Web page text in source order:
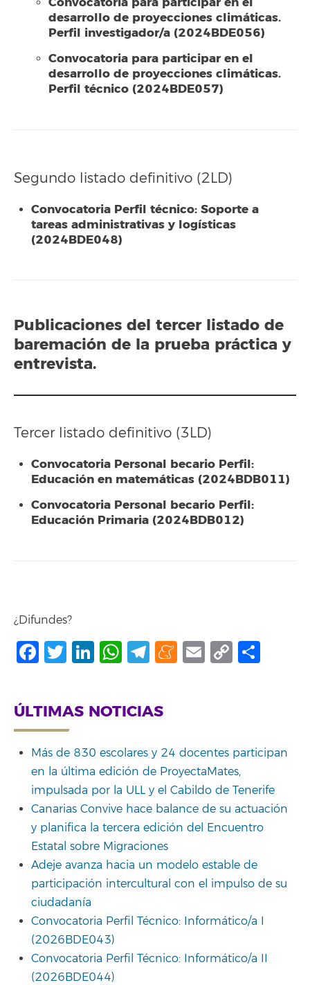
desarrollo de proyecciones climáticas.
Perfil investigador/a (2024BDE056)
Convocatoria para participar en el
desarrollo de proyecciones climáticas.
Perfil técnico (2024BDE057)
Segundo listado definitivo (2LD)
Convocatoria Perfil técnico: Soporte a
tareas administrativas y logísticas
(2024BDE048)
Publicaciones del tercer listado de
baremación de la prueba práctica y
entrevista.
Tercer listado definitivo (3LD)
Convocatoria Personal becario Perfil:
Educación en matemáticas (2024BDB011)
Convocatoria Personal becario Perfil:
Educación Primaria (2024BDB012)
¿Difundes?
Facebook
Twitter
LinkedIn
WhatsApp
Telegram
Meneame
Email
Copy
ÚLTIMAS NOTICIAS
Más de 830 escolares y 24 docentes participan
en la última edición de ProyectaMates,
impulsada por la ULL y el Cabildo de Tenerife
Canarias Convive hace balance de su actuación
y planifica la tercera edición del Encuentro
Estatal sobre Migraciones
Adeje avanza hacia un modelo estable de
participación intercultural con el impulso de su
ciudadanía
Convocatoria Perfil Técnico: Informático/a I
(2026BDE043)
Convocatoria Perfil Técnico: Informático/a II
(2026BDE044)